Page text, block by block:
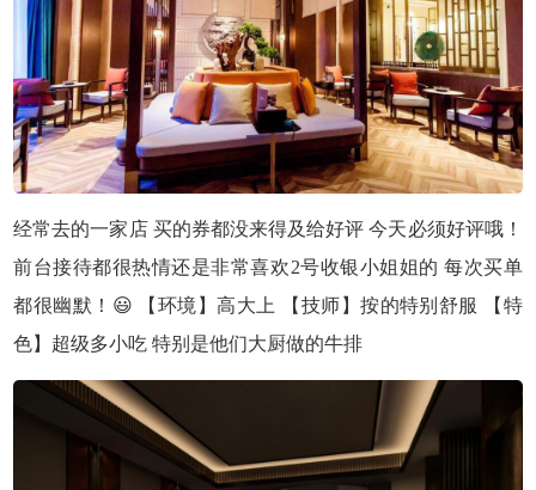
经常去的一家店 买的券都没来得及给好评 今天必须好评哦！
前台接待都很热情还是非常喜欢2号收银小姐姐的 每次买单
都很幽默！😃 【环境】高大上 【技师】按的特别舒服 【特
色】超级多小吃 特别是他们大厨做的牛排